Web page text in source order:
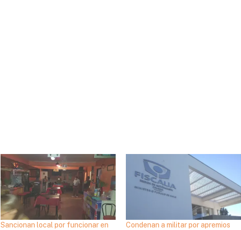
Sancionan local por funcionar en
Condenan a militar por apremios